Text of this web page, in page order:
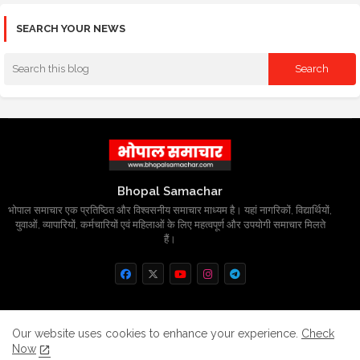
SEARCH YOUR NEWS
Bhopal Samachar
भोपाल समाचार एक प्रतिष्ठित और विश्वसनीय समाचार माध्यम है। यहां नागरिकों, विद्यार्थियों,
युवाओं, व्यापारियों, कर्मचारियों एवं महिलाओं के लिए महत्वपूर्ण और उपयोगी समाचार मिलते
हैं।
Home About Contact us
Privacy Policy
Our website uses cookies to enhance your experience. Check
Now